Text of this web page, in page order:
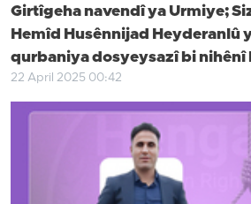
Girtîgeha navendî ya Urmiye;
Hemîd Husênnijad Heyderanlû
qurbaniya dosyeysazî bi nihênî
22 April 2025 00:42